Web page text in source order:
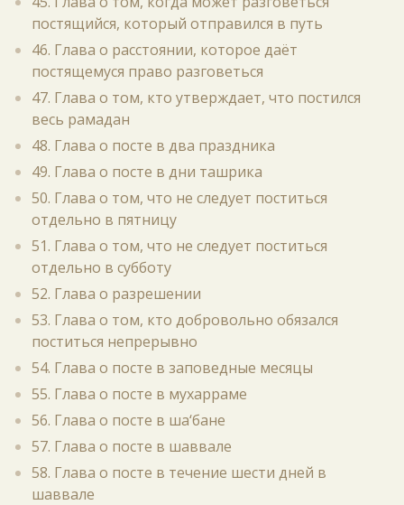
постящийся, который отправился в путь
46. Глава о расстоянии, которое даёт
постящемуся право разговеться
47. Глава о том, кто утверждает, что постился
весь рамадан
48. Глава о посте в два праздника
49. Глава о посте в дни ташрика
50. Глава о том, что не следует поститься
отдельно в пятницу
51. Глава о том, что не следует поститься
отдельно в субботу
52. Глава о разрешении
53. Глава о том, кто добровольно обязался
поститься непрерывно
54. Глава о посте в заповедные месяцы
55. Глава о посте в мухарраме
56. Глава о посте в ша‘бане
57. Глава о посте в шаввале
58. Глава о посте в течение шести дней в
шаввале